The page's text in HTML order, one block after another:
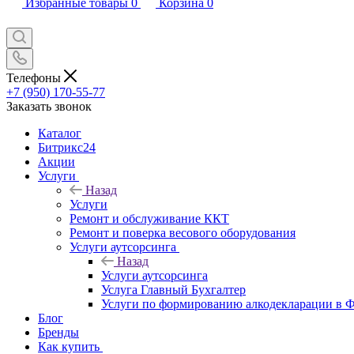
Избранные товары 0 Корзина 0
Телефоны
+7 (950) 170-55-77
Заказать звонок
Каталог
Битрикс24
Акции
Услуги
Назад
Услуги
Ремонт и обслуживание ККТ
Ремонт и поверка весового оборудования
Услуги аутсорсинга
Назад
Услуги аутсорсинга
Услуга Главный Бухгалтер
Услуги по формированию алкодекларации в
Блог
Бренды
Как купить